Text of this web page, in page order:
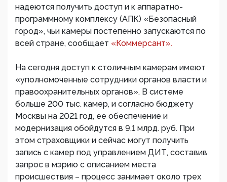
надеются получить доступ и к аппаратно-
программному комплексу (АПК) «Безопасный
город», чьи камеры постепенно запускаются по
всей стране, сообщает «Коммерсант».
На сегодня доступ к столичным камерам имеют
«уполномоченные сотрудники органов власти и
правоохранительных органов». В системе
больше 200 тыс. камер, и согласно бюджету
Москвы на 2021 год, ее обеспечение и
модернизация обойдутся в 9,1 млрд. руб. При
этом страховщики и сейчас могут получить
запись с камер под управлением ДИТ, составив
запрос в мэрию с описанием места
происшествия – процесс занимает около трех